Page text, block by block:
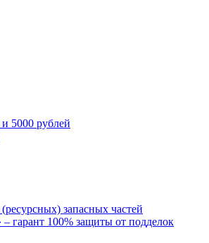
5000 рублей
запасных частей
гарант 100% защиты от подделок